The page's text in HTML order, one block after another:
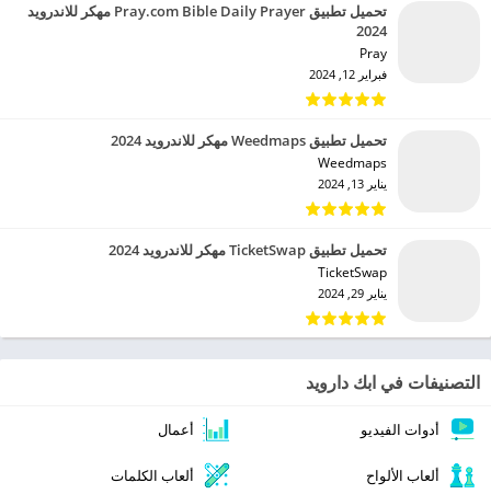
تحميل تطبيق Pray.com Bible Daily Prayer مهكر للاندرويد
2024
Pray‏
فبراير 12, 2024
تحميل تطبيق Weedmaps مهكر للاندرويد 2024
Weedmaps‏
يناير 13, 2024
تحميل تطبيق TicketSwap مهكر للاندرويد 2024
TicketSwap‏
يناير 29, 2024
التصنيفات في ابك دارويد
أدوات الفيديو أعمال
ألعاب الألواح ألعاب الكلمات